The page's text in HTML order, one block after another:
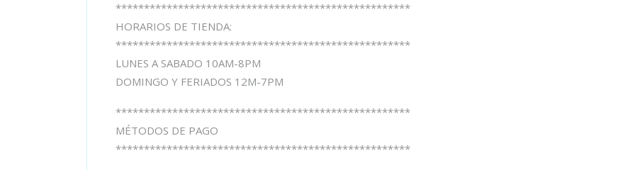
****************************************************
HORARIOS DE TIENDA:
****************************************************
LUNES A SABADO 10AM-8PM
DOMINGO Y FERIADOS 12M-7PM
****************************************************
MÉTODOS DE PAGO
****************************************************